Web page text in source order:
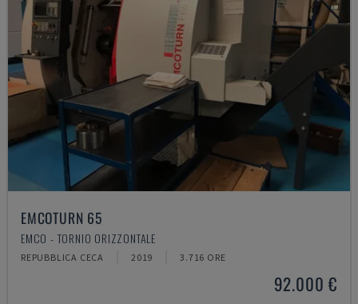
EMCOTURN 65
EMCO - TORNIO ORIZZONTALE
REPUBBLICA CECA 2019 3.716 ORE
92.000 €